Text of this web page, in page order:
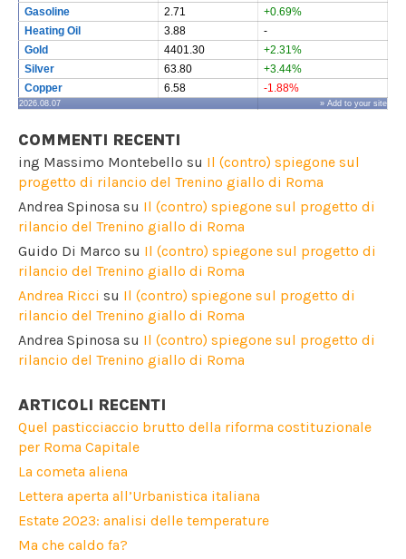
Gasoline
2.71
+0.69%
Heating Oil
3.88
-
Gold
4401.30
+2.31%
Silver
63.80
+3.44%
Copper
6.58 -1.88%
2026.08.07 » Add to your site
COMMENTI RECENTI
ing Massimo Montebello su Il (contro) spiegone sul
progetto di rilancio del Trenino giallo di Roma
Andrea Spinosa su Il (contro) spiegone sul progetto di
rilancio del Trenino giallo di Roma
Guido Di Marco su Il (contro) spiegone sul progetto di
rilancio del Trenino giallo di Roma
Andrea Ricci su Il (contro) spiegone sul progetto di
rilancio del Trenino giallo di Roma
Andrea Spinosa su Il (contro) spiegone sul progetto di
rilancio del Trenino giallo di Roma
ARTICOLI RECENTI
Quel pasticciaccio brutto della riforma costituzionale
per Roma Capitale
La cometa aliena
Lettera aperta all’Urbanistica italiana
Estate 2023: analisi delle temperature
Ma che caldo fa?